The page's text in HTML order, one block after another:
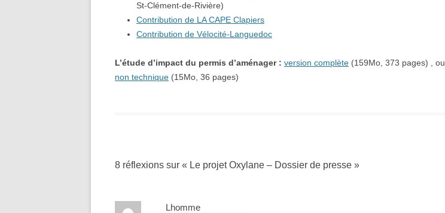
St-Clément-de-Rivière)
Contribution de LA CAPE Clapiers
Contribution de Vélocité-Languedoc
L’étude d’impact du permis d’aménager : version complète (159Mo, 373 pages) , ou
non technique (15Mo, 36 pages)
8 réflexions sur « Le projet Oxylane – Dossier de presse »
Lhomme